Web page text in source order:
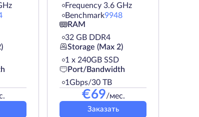
Frequency 3.6 GHz
Benchmark9948
RAM
32 GB DDR4
Storage (Max 2)
1 х 240GB SSD
Port/Bandwidth
1Gbps/30 TB
€69/мес.
Заказать